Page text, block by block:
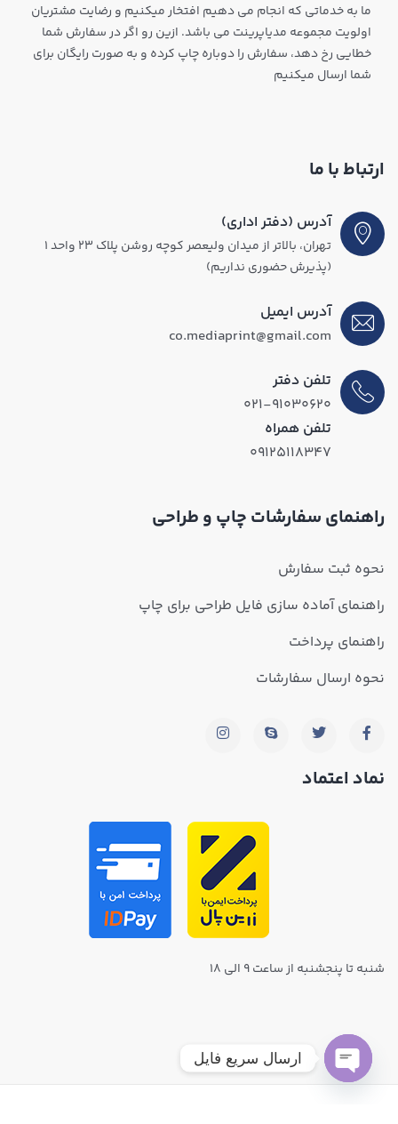
ما به خدماتی که انجام می دهیم افتخار میکنیم و رضایت مشتریان
اولویت مجموعه مدیاپرینت می باشد. ازین رو اگر در سفارش شما
خطایی رخ دهد، سفارش را دوباره چاپ کرده و به صورت رایگان برای
شما ارسال میکنیم
ارتباط با ما
آدرس (دفتر اداری)
تهران، بالاتر از میدان ولیعصر کوچه روشن پلاک ۲۳ واحد ۱
(پذیرش حضوری نداریم)
آدرس ایمیل
co.mediaprint@gmail.com
تلفن دفتر
۰۲۱-۹۱۰۳۰۶۲۰
تلفن همراه
۰۹۱۲۵۱۱۸۳۴۷
راهنمای سفارشات چاپ و طراحی
نحوه ثبت سفارش
راهنمای آماده سازی فایل طراحی برای چاپ
راهنمای پرداخت
نحوه ارسال سفارشات
نماد اعتماد
شنبه تا پنجشنبه از ساعت ۹ الی ۱۸
ارسال سریع فایل
Open chaty